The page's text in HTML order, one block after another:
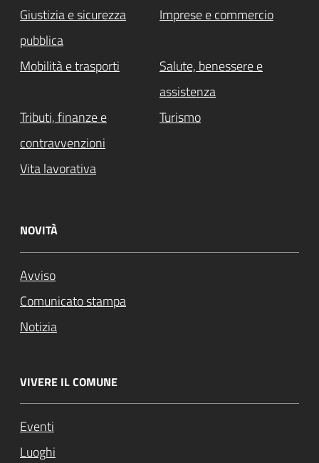
Giustizia e sicurezza
pubblica
Imprese e commercio
Mobilità e trasporti
Salute, benessere e
assistenza
Tributi, finanze e
contravvenzioni
Turismo
Vita lavorativa
NOVITÀ
Avviso
Comunicato stampa
Notizia
VIVERE IL COMUNE
Eventi
Luoghi